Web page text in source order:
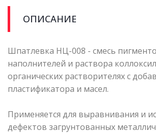
ОПИСАНИЕ
Шпатлевка НЦ-008 - смесь
наполнителей и раствора
органических растворителях с
пластификатора и масел.
Применяется для выравнивания и
дефектов загрунтованных